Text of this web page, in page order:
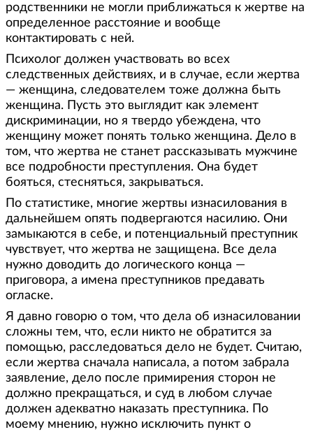
родственники не могли приближаться к жертве на
определенное расстояние и вообще
контактировать с ней.
Психолог должен участвовать во всех
следственных действиях, и в случае, если жертва
— женщина, следователем тоже должна быть
женщина. Пусть это выглядит как элемент
дискриминации, но я твердо убеждена, что
женщину может понять только женщина. Дело в
том, что жертва не станет рассказывать мужчине
все подробности преступления. Она будет
бояться, стесняться, закрываться.
По статистике, многие жертвы изнасилования в
дальнейшем опять подвергаются насилию. Они
замыкаются в себе, и потенциальный преступник
чувствует, что жертва не защищена. Все дела
нужно доводить до логического конца —
приговора, а имена преступников предавать
огласке.
Я давно говорю о том, что дела об изнасиловании
сложны тем, что, если никто не обратится за
помощью, расследоваться дело не будет. Считаю,
если жертва сначала написала, а потом забрала
заявление, дело после примирения сторон не
должно прекращаться, и суд в любом случае
должен адекватно наказать преступника. По
моему мнению, нужно исключить пункт о